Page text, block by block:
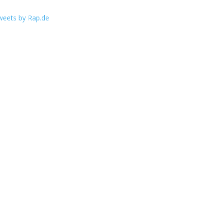
by Rap.de